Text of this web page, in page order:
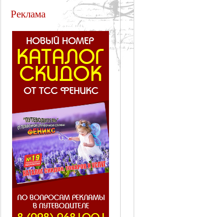
Реклама